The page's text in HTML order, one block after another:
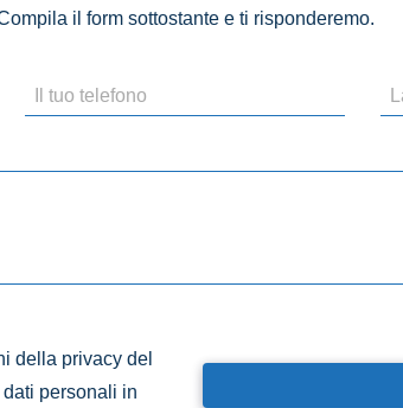
il form sottostante e ti risponderemo.
della privacy del
personali in